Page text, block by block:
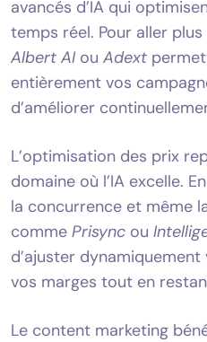
avancés d’IA qui
temps réel. Pour aller
Albert AI ou Adext
entièrement vos
d’améliorer
L’optimisation des prix
domaine où l’IA excelle.
la concurrence et même
comme Prisync ou
d’ajuster
vos marges tout en
Le content marketing